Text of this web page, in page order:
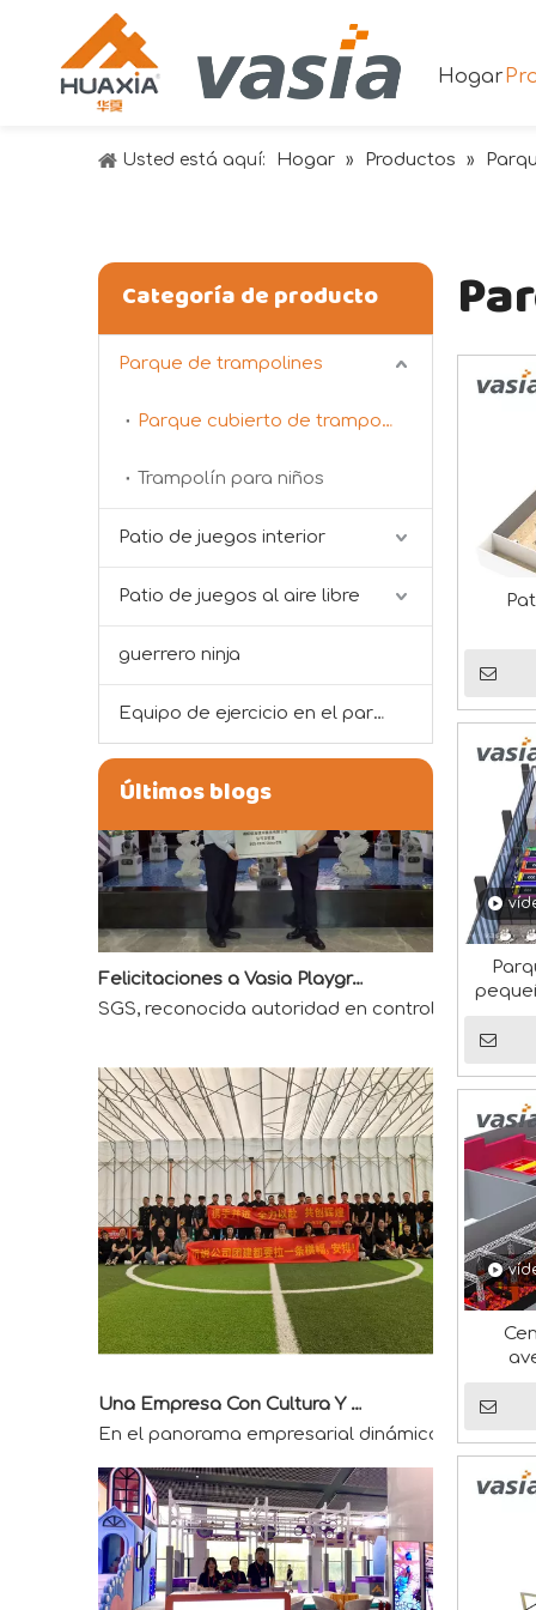
Hogar
Usted está aquí: Hogar » Productos »
Categoría de producto
Parque de trampolines
Parque cubierto de trampolines
Trampolín para niños
Patio de juegos interior
Patio de juegos al aire libre
guerrero ninja
Equipo de ejercicio en el parque
Últimos blogs
SGS, reconocida autoridad en control de
En el panorama empresarial dinámico y